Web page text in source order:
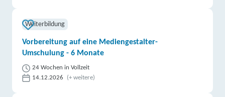
Weiterbildung
Vorbereitung auf eine Mediengestalter-
Umschulung - 6 Monate
24 Wochen in Vollzeit
14.12.2026
(+ weitere)